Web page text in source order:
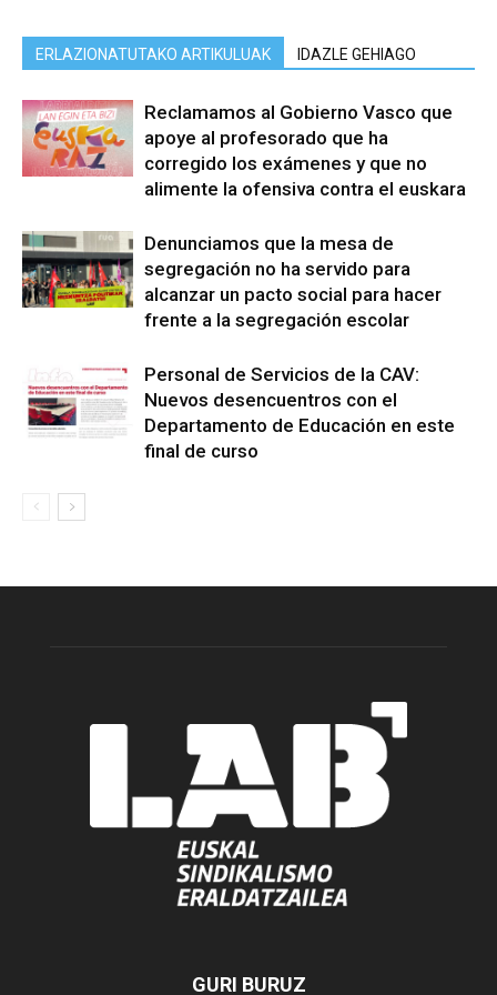
ERLAZIONATUTAKO ARTIKULUAK IDAZLE GEHIAGO
Reclamamos al Gobierno Vasco que
apoye al profesorado que ha
corregido los exámenes y que no
alimente la ofensiva contra el euskara
Denunciamos que la mesa de
segregación no ha servido para
alcanzar un pacto social para hacer
frente a la segregación escolar
Personal de Servicios de la CAV:
Nuevos desencuentros con el
Departamento de Educación en este
final de curso
GURI BURUZ